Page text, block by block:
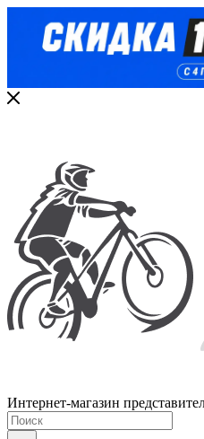
Интернет-магазин